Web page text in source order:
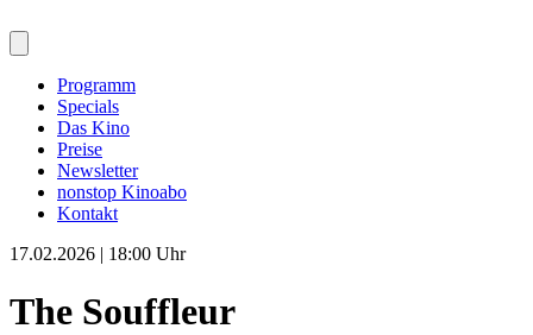
Programm
Specials
Das Kino
Preise
Newsletter
nonstop Kinoabo
Kontakt
17.02.2026 | 18:00 Uhr
The Souffleur